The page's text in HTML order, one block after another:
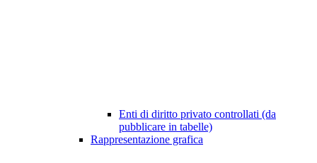
Enti di diritto privato controllati (da
pubblicare in tabelle)
Rappresentazione grafica